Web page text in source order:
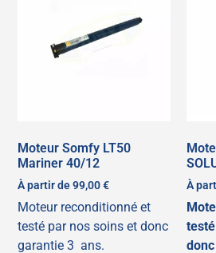
Moteur Somfy LT50
Mariner 40/12
À partir de99,00€
Moteur reconditionné et
testé par nos soins et donc
garantie 3 ans.
À